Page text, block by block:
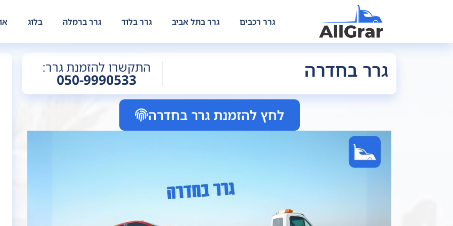
גרר רכבים גרר בתל אביב גרר בלוד גרר ברמלה בלוג
גרר בחדרה התקשרו להזמנת גרר:
050-9990533
לחץ להזמנת גרר בחדרה